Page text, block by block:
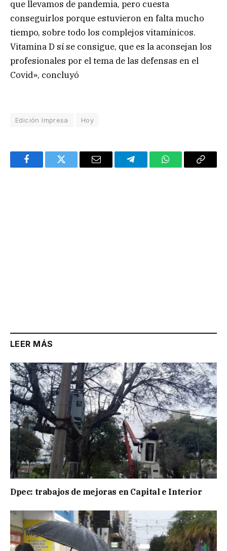
que llevamos de pandemia, pero cuesta
conseguirlos porque estuvieron en falta mucho
tiempo, sobre todo los complejos vitamínicos.
Vitamina D sí se consigue, que es la aconsejan los
profesionales por el tema de las defensas en el
Covid», concluyó
Edición Impresa Hoy
FacebookTwitter Email TelegramWhatsAppCopy
LEER MÁS
Dpec: trabajos de mejoras en Capital e Interior